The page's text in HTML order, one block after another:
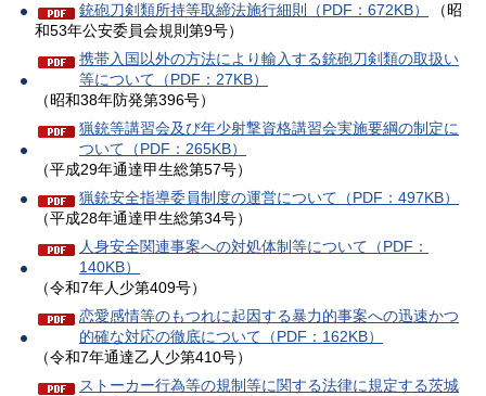
銃砲刀剣類所持等取締法施行細則（PDF：672KB）
（昭
和53年公安委員会規則第9号）
携帯入国以外の方法により輸入する銃砲刀剣類の取扱い
等について（PDF：27KB）
（昭和38年防発第396号）
猟銃等講習会及び年少射撃資格講習会実施要綱の制定に
ついて（PDF：265KB）
（平成29年通達甲生総第57号）
猟銃安全指導委員制度の運営について（PDF：497KB）
（平成28年通達甲生総第34号）
人身安全関連事案への対処体制等について（PDF：
140KB）
（令和7年人少第409号）
恋愛感情等のもつれに起因する暴力的事案への迅速かつ
的確な対応の徹底について（PDF：162KB）
（令和7年通達乙人少第410号）
ストーカー行為等の規制等に関する法律に規定する茨城